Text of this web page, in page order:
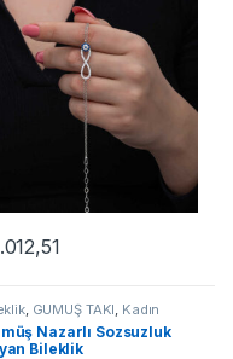
, GÜMÜŞ TAKI, Kadın
, Sonsuzluk Bileklikler
Nazarlı Sozsuzluk
Bileklik